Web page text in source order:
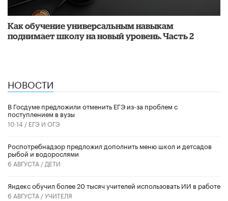
​Как обучение универсальным навыкам
поднимает школу на новый уровень. Часть 2
НОВОСТИ
В Госдуме предложили отменить ЕГЭ из-за проблем с
поступлением в вузы
10:14 / ЕГЭ И ОГЭ
Роспотребнадзор предложил дополнить меню школ и детсадов
рыбой и водорослями
6 АВГУСТА / ДЕТИ
​Яндекс обучил более 20 тысяч учителей использовать ИИ в работе
6 АВГУСТА /УЧИТЕЛЯ